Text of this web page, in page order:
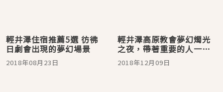
輕井澤住宿推薦5選 彷彿
日劇會出現的夢幻場景
2018年08月23日
輕井澤高原教會夢幻燭光
之夜，帶著重要的人一起
在森林裡過冬日聖誕！
2018年12月09日